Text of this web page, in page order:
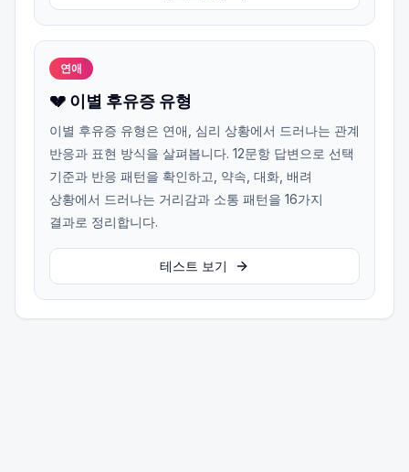
연애
💔 이별 후유증 유형
이별 후유증 유형은 연애, 심리 상황에서 드러나는 관계
반응과 표현 방식을 살펴봅니다. 12문항 답변으로 선택
기준과 반응 패턴을 확인하고, 약속, 대화, 배려
상황에서 드러나는 거리감과 소통 패턴을 16가지
결과로 정리합니다.
테스트 보기